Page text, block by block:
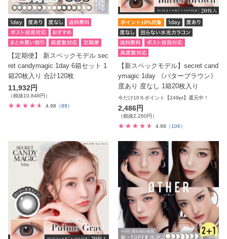
【定期便】 新スペックモデル sec
ret candymagic 1day 6箱セット 1
箱20枚入り 合計120枚
11,932円
（税抜10,848円）
4.98 （89）
【新スペックモデル】secret cand
ymagic 1day 《バターブラウン》
度あり 度なし 1箱20枚入り
今だけ10％ポイント【249pt】還元中！
2,486円
（税抜2,260円）
4.98
（106）